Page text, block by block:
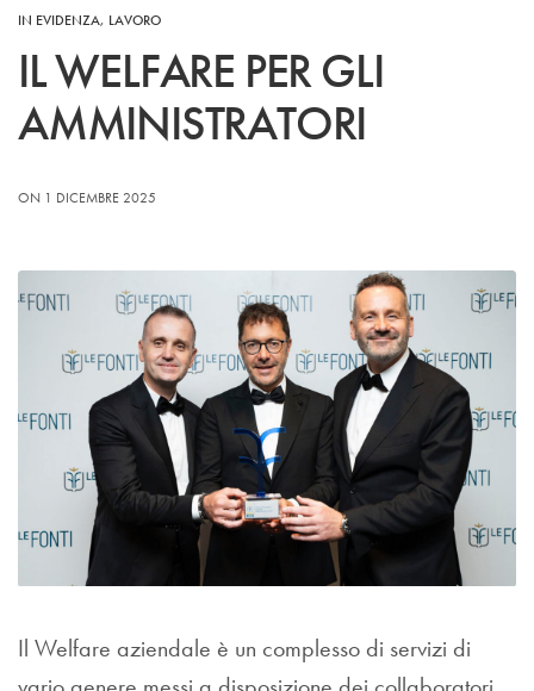
IN EVIDENZA, LAVORO
IL WELFARE PER GLI
AMMINISTRATORI
ON 1 DICEMBRE 2025
Il Welfare aziendale è un complesso di servizi di